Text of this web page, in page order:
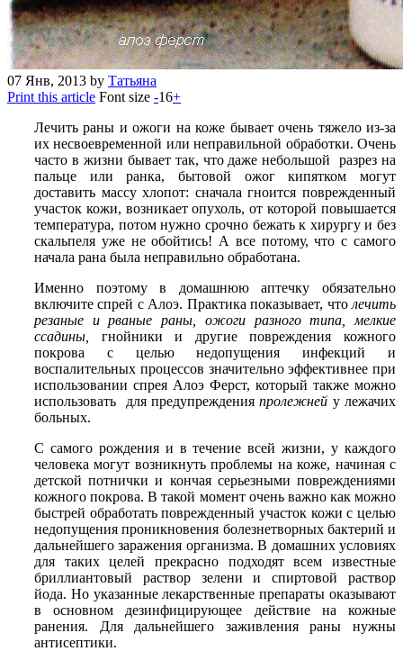
07 Янв, 2013 by Татьяна
Print this article Font size -16+
Лечить раны и ожоги на коже бывает очень тяжело из-за
их несвоевременной или неправильной обработки. Очень
часто в жизни бывает так, что даже небольшой разрез на
пальце или ранка, бытовой ожог кипятком могут
доставить массу хлопот: сначала гноится поврежденный
участок кожи, возникает опухоль, от которой повышается
температура, потом нужно срочно бежать к хирургу и без
скальпеля уже не обойтись! А все потому, что с самого
начала рана была неправильно обработана.
Именно поэтому в домашнюю аптечку обязательно
включите спрей с Алоэ. Практика показывает, что лечить
резаные и рваные раны, ожоги разного типа, мелкие
ссадины,
гнойники и другие повреждения кожного
покрова с целью недопущения инфекций и
воспалительных процессов значительно эффективнее при
использовании спрея Алоэ Ферст, который также можно
использовать для предупрежденияпролежней у лежачих
больных.
С самого рождения и в течение всей жизни, у каждого
человека могут возникнуть проблемы на коже, начиная с
детской потнички и кончая серьезными повреждениями
кожного покрова. В такой момент очень важно как можно
быстрей обработать поврежденный участок кожи с целью
недопущения проникновения болезнетворных бактерий и
дальнейшего заражения организма. В домашних условиях
для таких целей прекрасно подходят всем известные
бриллиантовый раствор зелени и спиртовой раствор
йода. Но указанные лекарственные препараты оказывают
в основном дезинфицирующее действие на кожные
ранения. Для дальнейшего заживления раны нужны
антисептики.